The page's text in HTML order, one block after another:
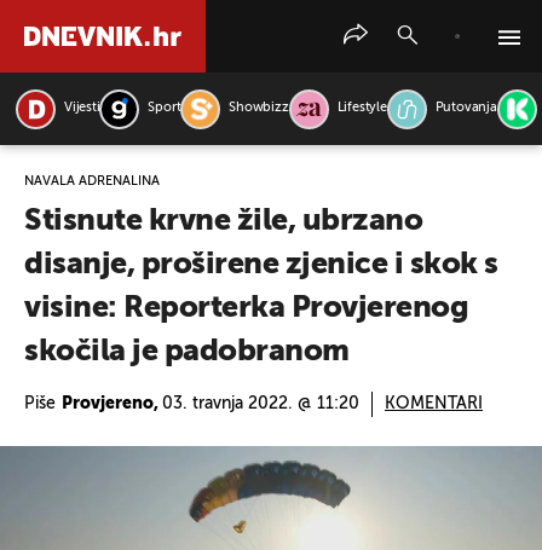
Vijesti Sport Showbizz Lifestyle Putovanja
NAVALA ADRENALINA
Stisnute krvne žile, ubrzano
disanje, proširene zjenice i skok s
visine: Reporterka Provjerenog
skočila je padobranom
Piše Provjereno, 03. travnja 2022. @ 11:20 KOMENTARI
PRETRAŽITE VIJESTI